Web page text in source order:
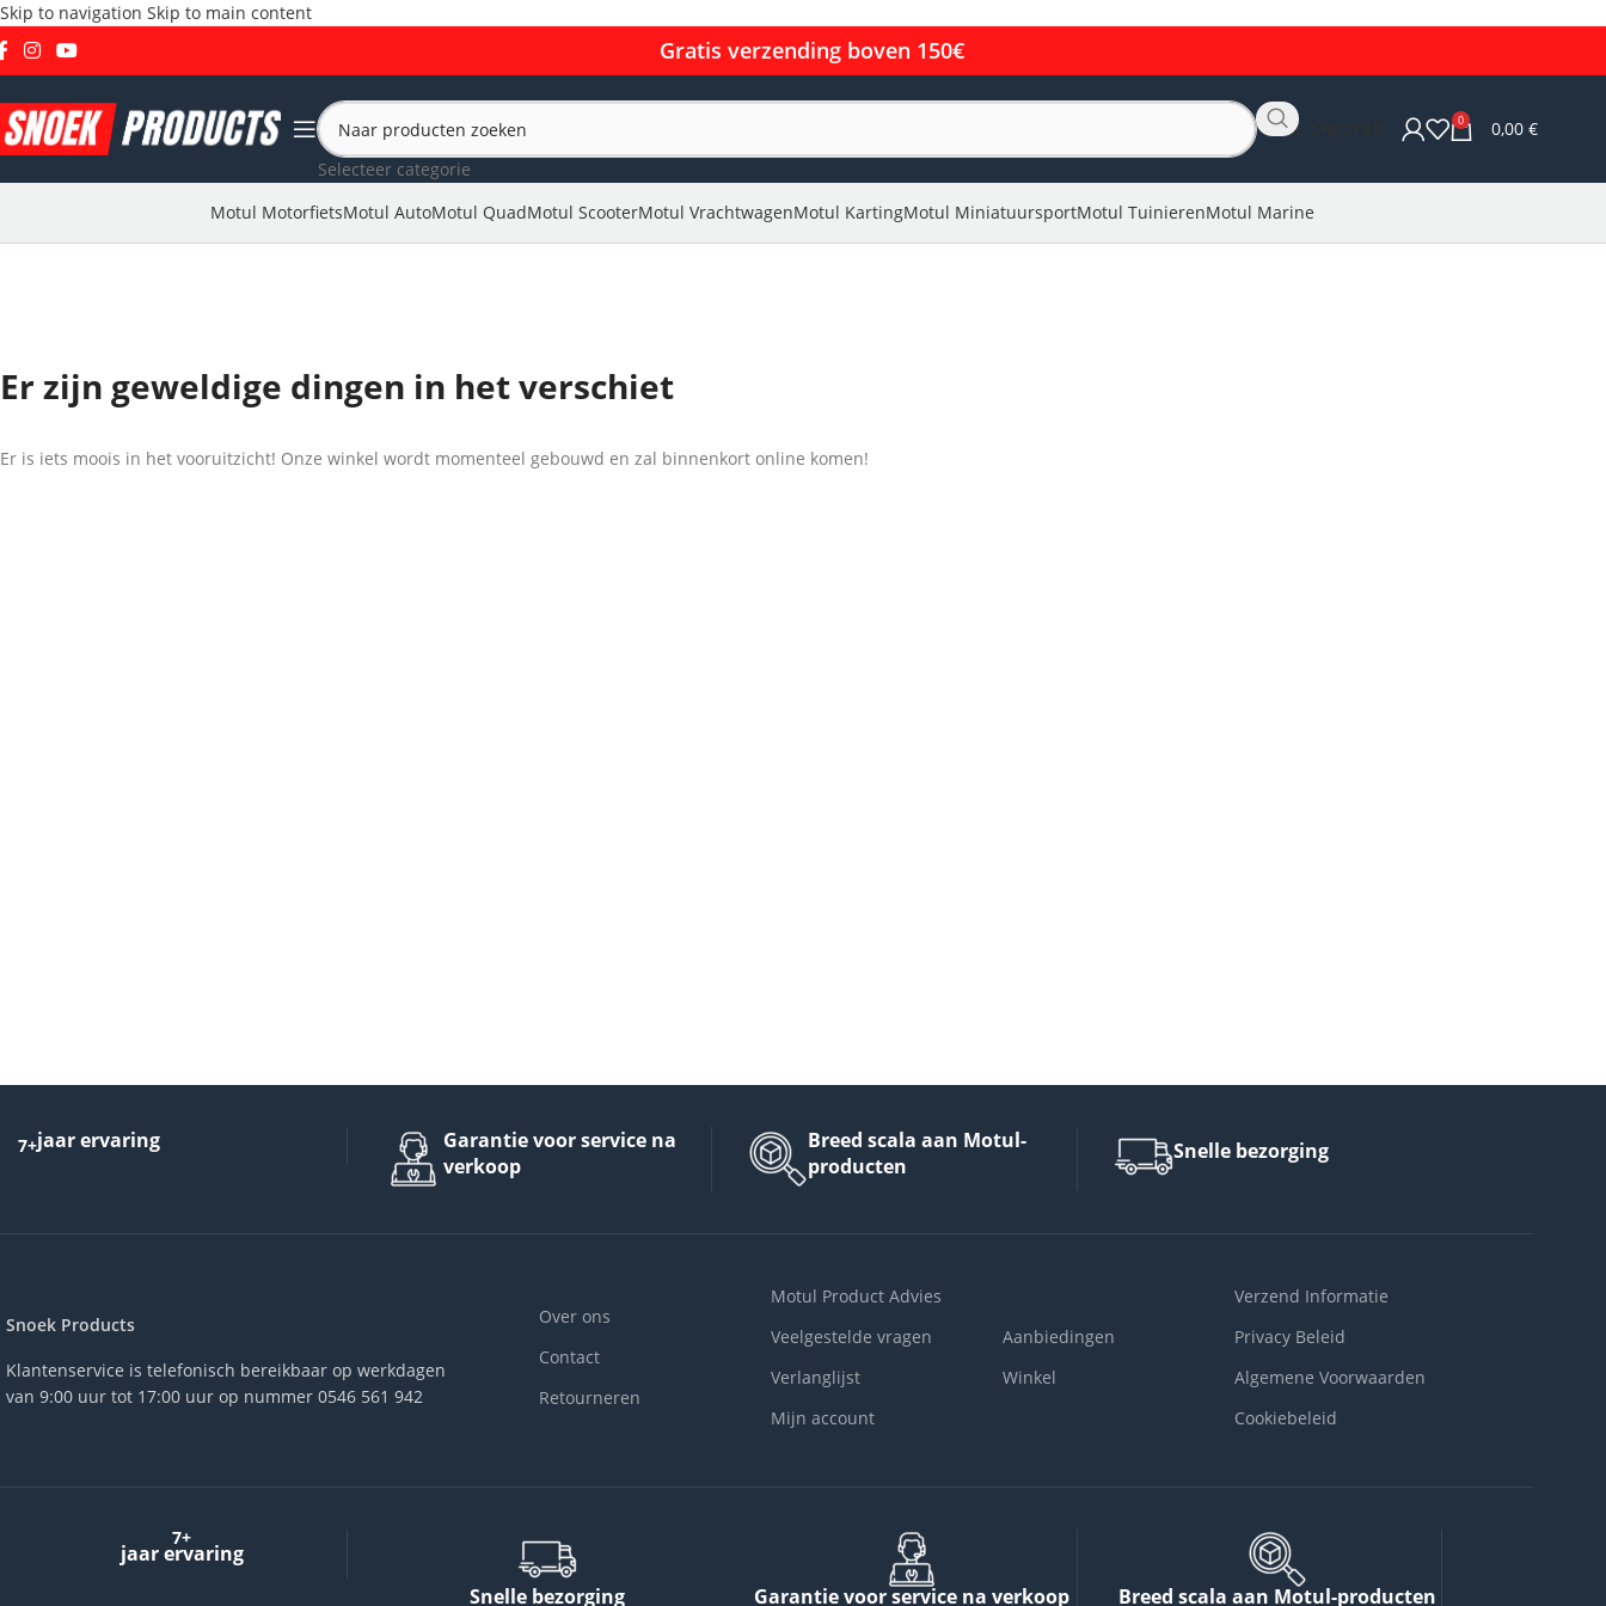
Skip to navigation Skip to main content
Gratis verzending boven 150€
Selecteer categorie
OLIE CHECKER 0 0,00 €
Motul MotorfietsMotul AutoMotul QuadMotul ScooterMotul VrachtwagenMotul KartingMotul MiniatuursportMotul TuinierenMotul Marine
Er zijn geweldige dingen in het verschiet
Er is iets moois in het vooruitzicht! Onze winkel wordt momenteel gebouwd en zal binnenkort online komen!
7+jaar ervaring
Garantie voor service na
verkoop
Breed scala aan Motul-
producten
Snelle bezorging
Snoek Products
Klantenservice is telefonisch bereikbaar op werkdagen
van 9:00 uur tot 17:00 uur op nummer 0546 561 942
Over ons
Contact
Retourneren
Motul Product Advies
Veelgestelde vragen
Verlanglijst
Mijn account
Aanbiedingen
Winkel
Verzend Informatie
Privacy Beleid
Algemene Voorwaarden
Cookiebeleid
7+
jaar ervaring
Snelle bezorging
Garantie voor service na verkoop Breed scala aan Motul-producten